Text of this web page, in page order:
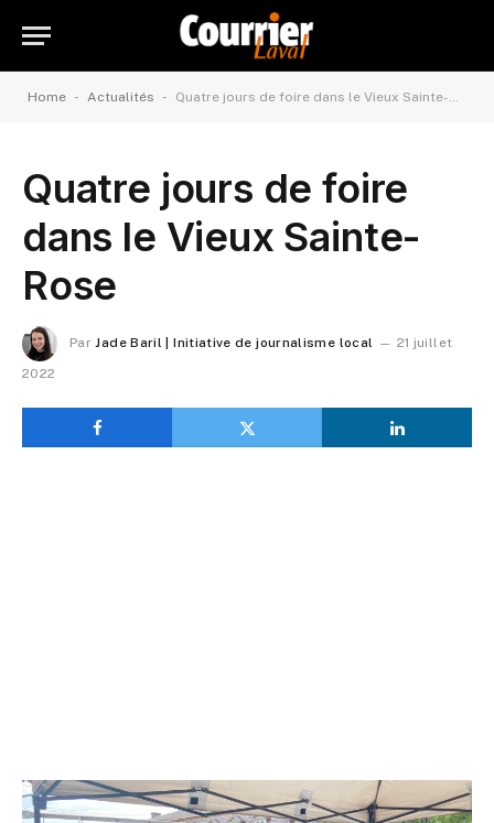
Home - Actualités - Quatre jours de foire dans le Vieux Sainte-Rose
Quatre jours de foire
dans le Vieux Sainte-
Rose
Par Jade Baril | Initiative de journalisme local
21 juillet
2022